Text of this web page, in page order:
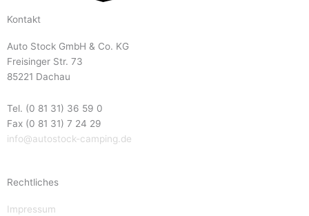
Kontakt
Auto Stock GmbH & Co. KG
Freisinger Str. 73
85221 Dachau
Tel. (0 81 31) 36 59 0
Fax (0 81 31) 7 24 29
info@autostock-camping.de
Rechtliches
Impressum